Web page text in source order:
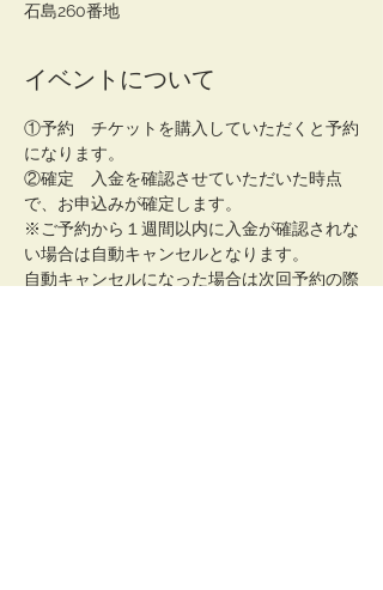
石島260番地
イベントについて
①予約　チケットを購入していただくと予約
になります。
②確定　入金を確認させていただいた時点
で、お申込みが確定します。
※ご予約から１週間以内に入金が確認されな
い場合は自動キャンセルとなります。
自動キャンセルになった場合は次回予約の際